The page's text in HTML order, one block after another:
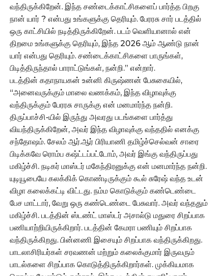
வந்திருக்கிறேன். இந்த சண்டைக்காட்சிகளைப் பார்த்த பிறகு
நான் யார் ? என்பது உங்களுக்கு தெரியும். பேரரசு சார் படத்தில்
ஒரு காட்சியில் நடித்திருக்கிறேன். படம் வெளியானால் என்
திறமை உங்களுக்கு தெரியும், இந்த 2026 ஆம் ஆண்டு நான்
யார் என்பது தெரியும். சண்டைக்காட்சிகளை பாருங்கள்,
பிடித்திருந்தால் பாராட்டுங்கள், நன்றி.” என்றார்.
படத்தின் கதாநாயகன் உன்னி கிருஷ்ணன் பேசுகையில்,
“அனைவருக்கும் மாலை வணக்கம், இந்த விழாவுக்கு
வந்திருக்கும் பேரரசு சாருக்கு என் மனமார்ந்த நன்றி.
திருப்பாச்சி-யில் இருந்து அவரது படங்களை பார்த்து
வியந்திருக்கிறேன், அவர் இந்த விழாவுக்கு வந்ததில் எனக்கு
சந்தோஷம். சேலம் ஆர்.ஆர் பிரியாணி தமிழ்ச்செல்வன் சாரை
பிடிக்கவே ரொம்ப கஷ்ட்டப்பட்டோம், அவர் இங்கு வந்திருப்பது
மகிழ்ச்சி. நடிகர் மாஸ்டர் மகேந்திரனுக்கு என் மனமார்ந்த நன்றி.
யுடியூபையே கலக்கிக் கொண்டிருக்கும் கூல் சுரேஷ் வந்த உடன்
விழா கலைக்கட்டி விட்டது. நம்ம கொடுக்கும் கண்டெண்டை
பேச மாட்டார், வேறு ஒரு கண்டெண்டை பேசுவார். அவர் வந்ததும்
மகிழ்ச்சி. படத்தின் ஸ்டண்ட் மாஸ்டர் அசால்டு மதுரை சிறப்பாக
பணியாற்றியிருக்கிறார். படத்தின் கேமரா பணியும் சிறப்பாக
வந்திருக்கிறது. பின்னணி இசையும் சிறப்பாக வந்திருக்கிறது.
பாடலாசிரியர்கள் சரவணன் மற்றும் கலைக்குமார் இருவரும்
பாடல்களை சிறப்பாக கொடுத்திருக்கிறார்கள். முக்கியமாக